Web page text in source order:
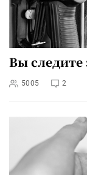
Вы следите
5005 2